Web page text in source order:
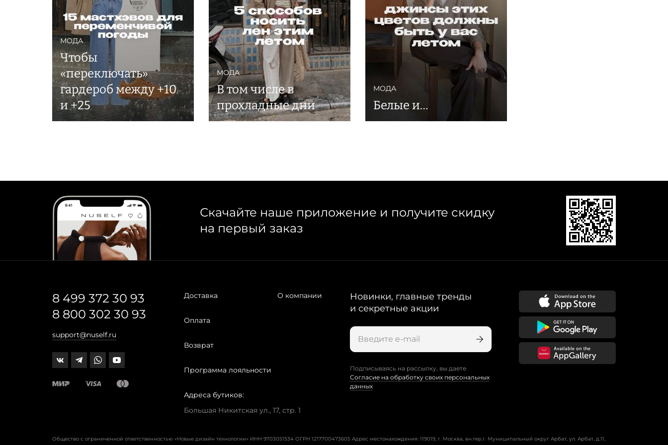
МОДА
Чтобы
«переключать»
гардероб между +10
и +25
МОДА
В том числе в
прохладные дни
МОДА
Белые и…
Скачайте наше приложение и получите скидку
на первый заказ
8 499 372 30 93
8 800 302 30 93
support@nuself.ru
Доставка
Оплата
Возврат
Программа лояльности
О компании
Адреса бутиков:
Большая Никитская ул., 17, стр. 1
Новинки, главные тренды
и секретные акции
Подписываясь на рассылку, вы даете
Согласие на обработку своих персональных
данных
Общество с ограниченной ответственностью «Новые дизайн технологии» ИНН 9703051534 ОГРН 1217700473605 Адрес местонахождения: 119019, г. Москва, вн.тер.г. Муниципальный округ Арбат, ул. Арбат, д.11,